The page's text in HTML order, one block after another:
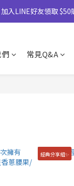
｜50盒以上另享優惠
加入LINE好友領取 $50
皆有經過台灣團隊
50盒以上另享優惠
常見Q&A
經典分享組✨